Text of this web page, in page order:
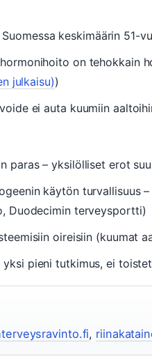
keskimäärin 51-
on tehokkain
julkaisu))
ei auta kuumiin
paras – yksilölliset erot
käytön turvallisuus
Duodecimin terveysportti)
oireisiin (kuumat
yksi pieni tutkimus, ei
,